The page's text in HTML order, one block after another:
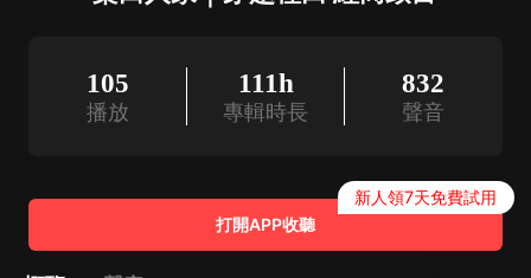
105
播放
111h
專輯時長
832
聲音
打開APP收聽
新人領7天免費試用